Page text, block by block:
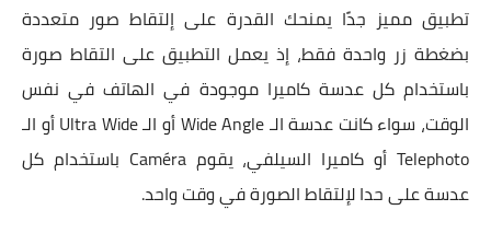
تطبيق مميز جدًا يمنحك القدرة على إلتقاط صور متعددة
بضغطة زر واحدة فقط، إذ يعمل التطبيق على التقاط صورة
باستخدام كل عدسة كاميرا موجودة في الهاتف في نفس
الوقت، سواء كانت عدسة الـ Wide Angle أو الـ Ultra Wide أو الـ
Telephoto أو كاميرا السيلفي، يقوم Caméra باستخدام كل
عدسة على حدا لإلتقاط الصورة في وقت واحد.